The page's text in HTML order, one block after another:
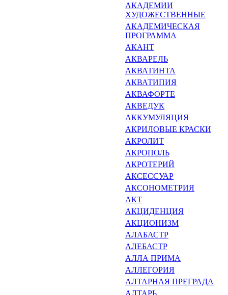
АКАДЕМИИ
ХУДОЖЕСТВЕННЫЕ
АКАДЕМИЧЕСКАЯ
ПРОГРАМ­МА
АКАНТ
АКВАРЕЛЬ
АКВАТИНТА
АКВАТИПИЯ
АКВАФОРТЕ
АКВЕДУК
АККУМУЛЯЦИЯ
АКРИЛОВЫЕ КРАСКИ
АКРОЛИТ
АКРОПОЛЬ
АКРОТЕРИЙ
АКСЕССУАР
АКСОНОМЕТРИЯ
АКТ
АКЦИДЕНЦИЯ
АКЦИОНИЗМ
АЛАБАСТР
АЛЕБАСТР
АЛЛА ПРИМА
АЛЛЕГОРИЯ
АЛТАРНАЯ ПРЕГРАДА
АЛТАРЬ